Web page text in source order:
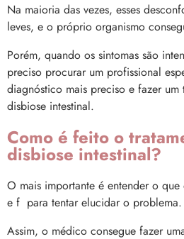
Na maioria das vezes, esses
leves, e o próprio organismo
Porém, quando os sintomas são
preciso procurar um profissional
diagnóstico mais preciso e fazer um
disbiose intestinal.
Como é feito o
disbiose intestinal?
O mais importante é entender o
e f para tentar elucidar o problema.
Assim, o médico consegue fazer